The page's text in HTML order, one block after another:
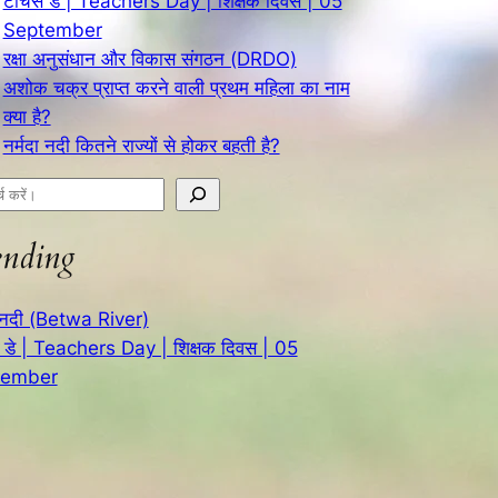
September
रक्षा अनुसंधान और विकास संगठन (DRDO)
अशोक चक्र प्राप्त करने वाली प्रथम महिला का नाम
क्या है?
नर्मदा नदी कितने राज्यों से होकर बहती है?
(Betwa River)
डे | Teachers Day | शिक्षक दिवस | 05